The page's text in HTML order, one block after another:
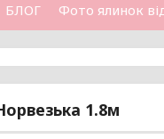
БЛОГ Фото ялинок
1.8м